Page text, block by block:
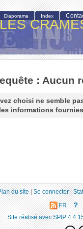
LES
: Aucun
choisi ne semble
informations
Diaporama Index
du site|Se connecter|
FR ?
Site réalisé avec SPIP